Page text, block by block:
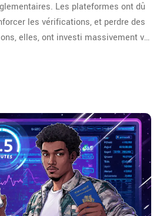
Les plateformes ont dû
les vérifications, et perdre des
elles, ont investi massivement via